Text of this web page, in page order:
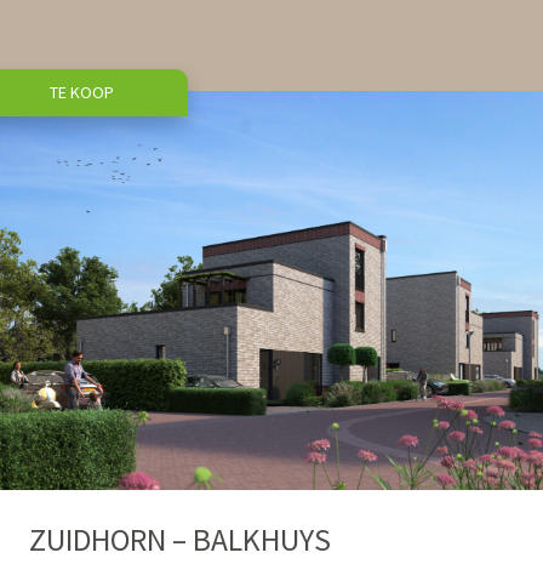
TE KOOP
ZUIDHORN – BALKHUYS